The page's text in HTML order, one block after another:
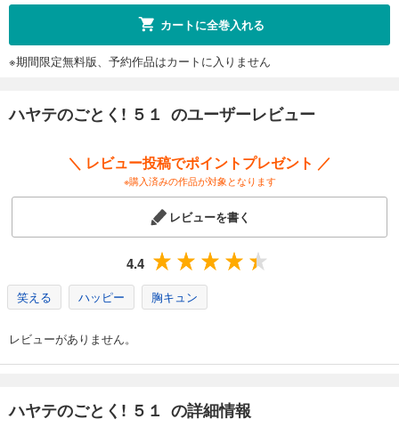
カートに全巻入れる
※期間限定無料版、予約作品はカートに入りません
ハヤテのごとく! ５１ のユーザーレビュー
＼ レビュー投稿でポイントプレゼント ／
※購入済みの作品が対象となります
レビューを書く
4.4
笑える ハッピー 胸キュン
レビューがありません。
ハヤテのごとく! ５１ の詳細情報